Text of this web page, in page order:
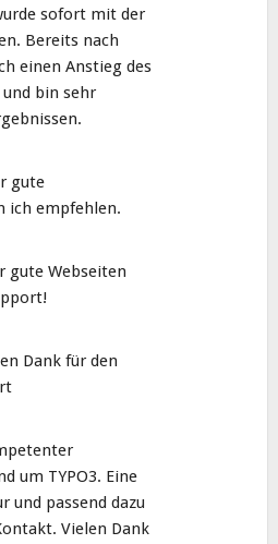
sofort mit der
Bereits nach
einen Anstieg des
bin sehr
gute
ich empfehlen.
gute Webseiten
Dank für den
um TYPO3. Eine
passend dazu
Vielen Dank